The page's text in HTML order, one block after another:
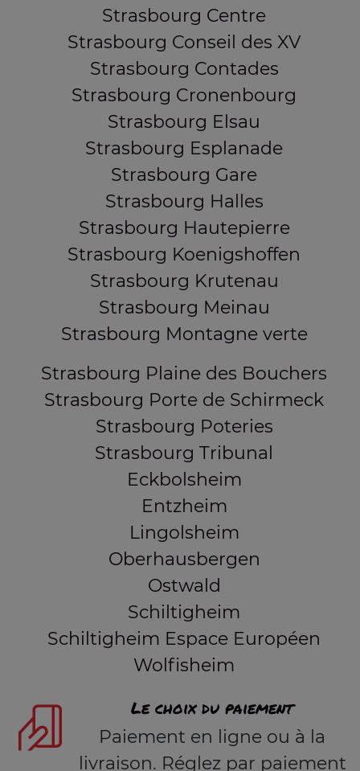
Strasbourg Centre
Strasbourg Conseil des XV
Strasbourg Contades
Strasbourg Cronenbourg
Strasbourg Elsau
Strasbourg Esplanade
Strasbourg Gare
Strasbourg Halles
Strasbourg Hautepierre
Strasbourg Koenigshoffen
Strasbourg Krutenau
Strasbourg Meinau
Strasbourg Montagne verte
Strasbourg Plaine des Bouchers
Strasbourg Porte de Schirmeck
Strasbourg Poteries
Strasbourg Tribunal
Eckbolsheim
Entzheim
Lingolsheim
Oberhausbergen
Ostwald
Schiltigheim
Schiltigheim Espace Européen
Wolfisheim
Le choix du paiement
Paiement en ligne ou à la
livraison. Réglez par paiement